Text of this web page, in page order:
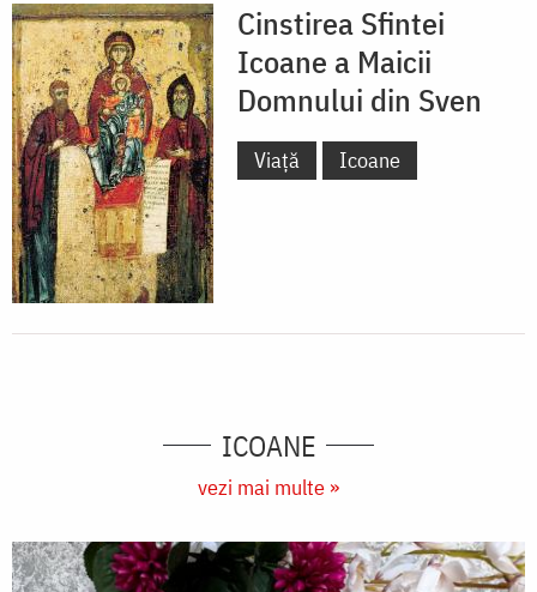
Cinstirea Sfintei
Icoane a Maicii
Domnului din Sven
Viață Icoane
ICOANE
vezi mai multe »